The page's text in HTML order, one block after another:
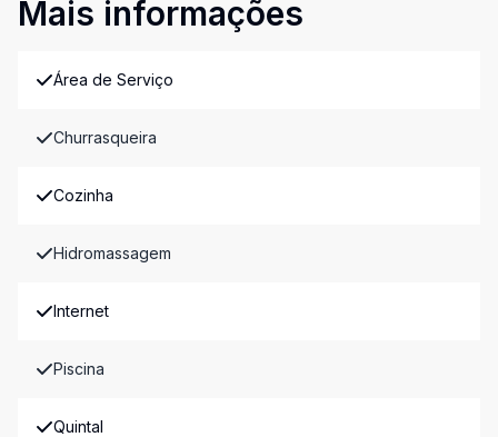
Mais informações
Área de Serviço
Churrasqueira
Cozinha
Hidromassagem
Internet
Piscina
Quintal